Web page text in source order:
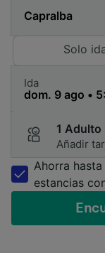
Solo
Ida
1
Añadir
Ahorra hasta
estancias